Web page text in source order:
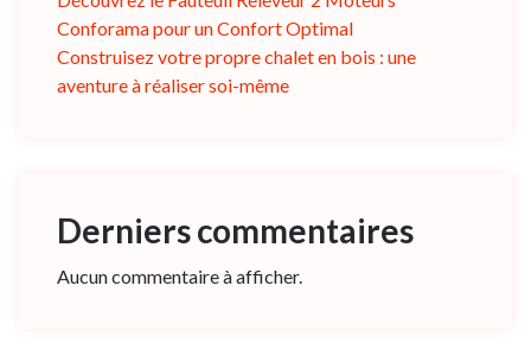
Conforama pour un Confort Optimal
Construisez votre propre chalet en bois : une
aventure à réaliser soi-même
Derniers commentaires
Aucun commentaire à afficher.